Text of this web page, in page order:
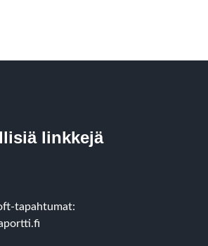
linkkejä
tapahtumat: